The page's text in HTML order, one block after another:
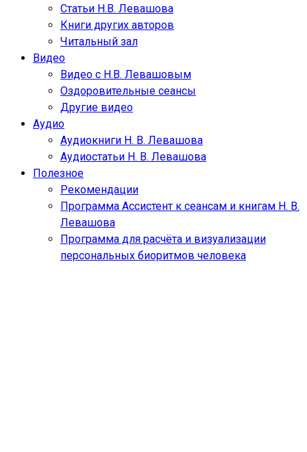
Статьи Н.В. Левашова
Книги других авторов
Читальный зал
Видео
Видео с Н.В. Левашовым
Оздоровительные сеансы
Другие видео
Аудио
Аудиокниги Н. В. Левашова
Аудиостатьи Н. В. Левашова
Полезное
Рекомендации
Программа Ассистент к сеансам и книгам Н. В.
Левашова
Программа для расчёта и визуализации
персональных биоритмов человека